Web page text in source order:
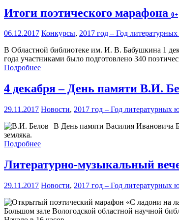
Итоги поэтического марафона 0+
06.12.2017 Конкурсы, 2017 год – Год
В Областной библиотеке им. И. В. Бабушкина 1
года участниками было подготовлено 340
Подробнее
4 декабря – День памяти В.И.
29.11.2017 Новости, 2017 год – Год литературных
В День памяти Василия Ивановича
земляка.
Подробнее
Литературно-музыкальный
29.11.2017 Новости, 2017 год – Год литературных
Большом зале Вологодской областной научной